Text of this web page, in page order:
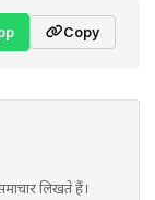
Copy
लिखते हैं।